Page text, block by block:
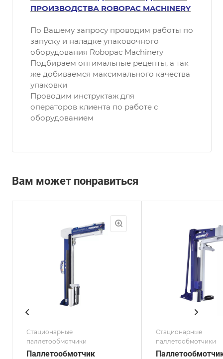
ПРОИЗВОДСТВА ROBOPAC MACHINERY
По Вашему запросу проводим работы по
запуску и наладке упаковочного
оборудования Robopac Machinery
Подбираем оптимальные рецепты, а так
же добиваемся максимального качества
упаковки
Проводим инструктаж для
операторов клиента по работе с
оборудованием
Вам может понравиться
Стационарные
паллетообмотчики
Паллетообмотчик
Процент престрейча
400%
Максимальная высота
2000 мм
Стационарные
паллетообмотчики
паллета
2000